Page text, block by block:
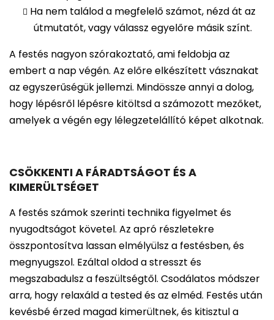
Ha nem találod a megfelelő számot, nézd át az
útmutatót, vagy válassz egyelőre másik színt.
A festés nagyon szórakoztató, ami feldobja az
embert a nap végén. Az előre elkészített vásznakat
az egyszerűségük jellemzi. Mindössze annyi a dolog,
hogy lépésről lépésre kitöltsd a számozott mezőket,
amelyek a végén egy lélegzetelállító képet alkotnak.
CSÖKKENTI A FÁRADTSÁGOT ÉS A
KIMERÜLTSÉGET
A festés számok szerinti technika figyelmet és
nyugodtságot követel. Az apró részletekre
összpontosítva lassan elmélyülsz a festésben, és
megnyugszol. Ezáltal oldod a stresszt és
megszabadulsz a feszültségtől. Csodálatos módszer
arra, hogy relaxáld a tested és az elméd. Festés után
kevésbé érzed magad kimerültnek, és kitisztul a